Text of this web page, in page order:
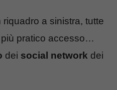
a sinistra, tutte
più pratico accesso…
dei social network dei